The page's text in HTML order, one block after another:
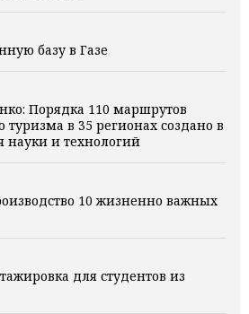
базу в Газе
Порядка 110 маршрутов
туризма в 35 регионах создано в
науки и технологий
10 жизненно важных
для студентов из